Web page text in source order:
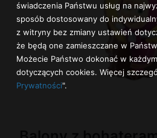
świadczenia Państwu usług na
sposób dostosowany do
z witryny bez zmiany ustawień
że będą one zamieszczane w
Możecie Państwo dokonać w
dotyczących cookies. Więcej
Prywatności".